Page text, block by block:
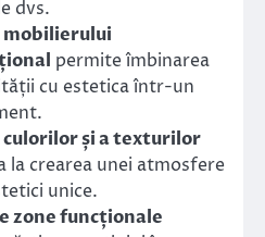
dvs.
permite îmbinarea
cu estetica într-un
și a texturilor
la crearea unei atmosfere
unice.
zone funcționale